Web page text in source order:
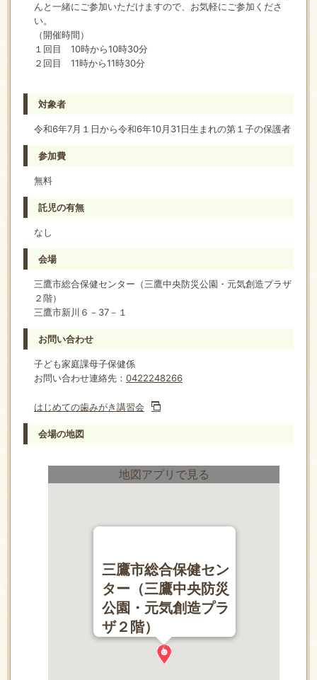
んと一緒にご参加いただけますので、お気軽にご参加くださ
い。
（開催時間）
１回目 10時から10時30分
２回目 11時から11時30分
対象者
令和6年7月１日から令和6年10月31日生まれの第１子の保護者
参加費
無料
託児の有無
なし
会場
三鷹市総合保健センター（三鷹中央防災公園・元気創造プラザ
２階）
三鷹市新川６－37－１
お問い合わせ
子ども家庭課母子保健係
お問い合わせ連絡先： 0422248266
はじめての歯みがき講習会
会場の地図
地図アプリで見る
三鷹市総合保健セン
ター（三鷹中央防災
公園・元気創造プラ
ザ２階）